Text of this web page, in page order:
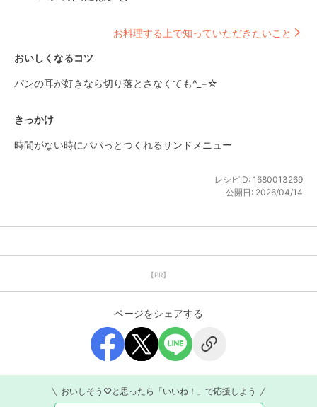
お料理する上で知っていただきたいこと
おいしくなるコツ
パンの耳が好きなら切り落とさなくても^_−☆
きっかけ
時間がない時にパパっとつくれるサンドメニュー
レシピID: 1680013269
公開日: 2026/04/14
【PR】
ページをシェアする
おいしそう♡と思ったら「いいね！」で応援しよう